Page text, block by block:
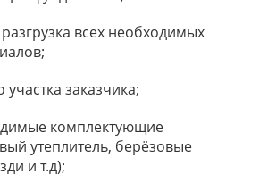
всех необходимых
участка заказчика;
комплектующие
утеплитель, берёзовые
и т.д);